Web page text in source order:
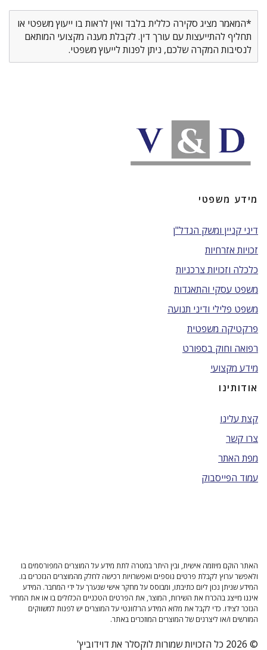
*המאמר מציג סקירה כללית בלבד ואין לראות בו ייעוץ משפטי או
תחליף להתייעצות עם עורך דין. לקבלת מענה מקצועי המותאם
לנסיבות המקרה שלכם, ניתן לפנות לייעוץ משפטי.
מידע משפטי
דיני קניין ומשק הנדל"ן
זכויות אזרחיות
כלכלה וזכויות צרכניות
משפט עסקי והתאגדות
משפט פלילי ודיני תנועה
פרקטיקה משפטית
רפואה וחוק בספורט
מידע מקצועי
אודותינו
קצת עלינו
צרו קשר
מפת האתר
עמוד הפייסבוק
האתר הוקם מיוזמה אישית, ובין היתר במטרה לתת מידע על המוצרים המפורסמים בו
ולאפשר ערוץ לקבלת פרטים נוספים ואפשרויות רכישה לחלק מהמוצרים הנזכרים בו.
המידע שניתן נכון ליום כתיבתו, ומבוסס על מחקר אישי שנערך על ידי המחבר. המידע
איננו מייצג בהכרח את השירות, המוצר, את הפרטים הטכניים הכלולים בו או את המחיר
הנזכר לצידו. כדי לקבל את מלוא המידע הרלוונטי על המוצרים יש לפנות למשווקים
המורשים ו/או ליצרנים של המוצרים המוזכרים באתר.
© 2026 כל הזכויות שמורות לוקסלר את דוידוביץ'